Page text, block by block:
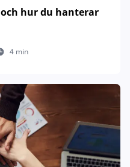
och hur du hanterar
4 min